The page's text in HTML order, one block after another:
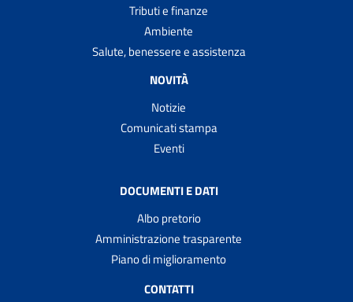
Tributi e finanze
Ambiente
Salute, benessere e assistenza
NOVITÀ
Notizie
Comunicati stampa
Eventi
DOCUMENTI E DATI
Albo pretorio
Amministrazione trasparente
Piano di miglioramento
CONTATTI